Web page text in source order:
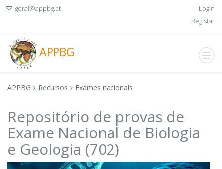
geral@appbg.pt
Login
Registar
APPBG
APPBG Recursos Exames nacionais
Repositório de provas de
Exame Nacional de Biologia
e Geologia (702)